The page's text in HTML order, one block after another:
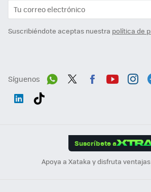
Suscribiéndote aceptas nuestra política de
Síguenos
Suscríbete a
Apoya a Xataka y disfruta